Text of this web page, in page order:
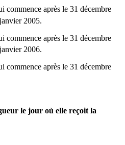
commence après le 31 décembre
2005.
commence après le 31 décembre
2006.
commence après le 31 décembre
le jour où elle reçoit la